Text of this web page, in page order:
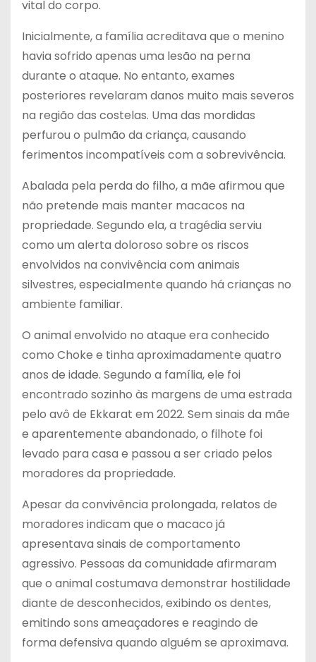
vital do corpo.
Inicialmente, a família acreditava que o menino
havia sofrido apenas uma lesão na perna
durante o ataque. No entanto, exames
posteriores revelaram danos muito mais severos
na região das costelas. Uma das mordidas
perfurou o pulmão da criança, causando
ferimentos incompatíveis com a sobrevivência.
Abalada pela perda do filho, a mãe afirmou que
não pretende mais manter macacos na
propriedade. Segundo ela, a tragédia serviu
como um alerta doloroso sobre os riscos
envolvidos na convivência com animais
silvestres, especialmente quando há crianças no
ambiente familiar.
O animal envolvido no ataque era conhecido
como Choke e tinha aproximadamente quatro
anos de idade. Segundo a família, ele foi
encontrado sozinho às margens de uma estrada
pelo avô de Ekkarat em 2022. Sem sinais da mãe
e aparentemente abandonado, o filhote foi
levado para casa e passou a ser criado pelos
moradores da propriedade.
Apesar da convivência prolongada, relatos de
moradores indicam que o macaco já
apresentava sinais de comportamento
agressivo. Pessoas da comunidade afirmaram
que o animal costumava demonstrar hostilidade
diante de desconhecidos, exibindo os dentes,
emitindo sons ameaçadores e reagindo de
forma defensiva quando alguém se aproximava.